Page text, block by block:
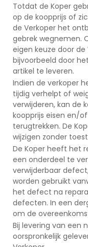
Totdat de Koper
op de koopprijs of
de Verkoper het
gebrek wegnemen.
eigen keuze door
bijvoorbeeld door
artikel te leveren.
Indien de verkoper
tijdig verhelpt of
verwijderen, kan de
koopprijs eisen en/
terugtrekken. De
wijzigen zonder
De Koper heeft het
een onderdeel te
verwijderbaar
worden gebruikt
het defect na
defecten. In een
om de
Bij levering van een
oorspronkelijk